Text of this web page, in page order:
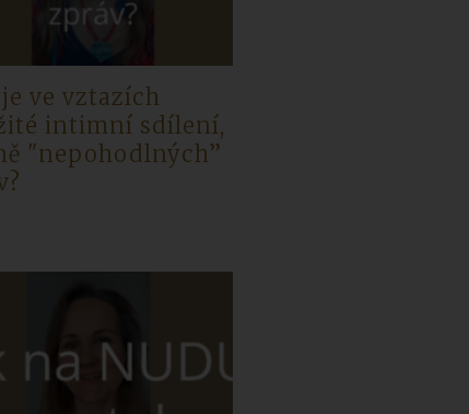
ve vztazích
intimní sdílení,
"nepohodlných”